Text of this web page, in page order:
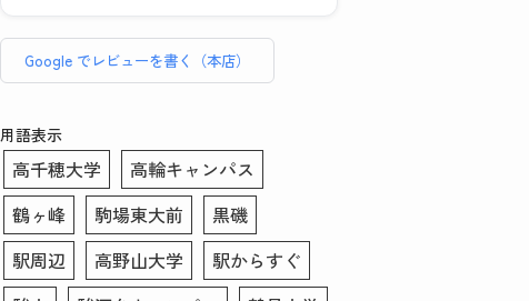
だけるので助かりました。この度はありがと
うございました！！
ば数百円・・・決して安くはありません。し
かしとても気づきのある貴重な体験でした。
総じてリーズナブルと言えます。
普段被写体になることがなく、スーツ姿にな
る事も滅多にない私、どんな写真写りになる
のかイメージがわかずにいました。
そのような者でも、メイクさんとカメラマン
さんお二方は丁寧に話を聞き出し、素敵な写
真を撮りましょうと寄り添って下さいまし
た。
Google でレビューを書く（本店）
用語表示
高千穂大学
高輪キャンパス
鶴ヶ峰
駒場東大前
黒磯
駅周辺
高野山大学
駅からすぐ